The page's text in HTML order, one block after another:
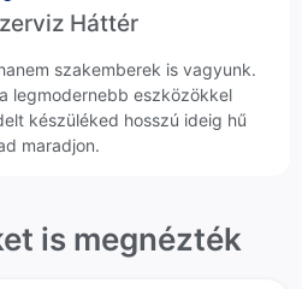
Háttér
szakemberek is vagyunk.
legmodernebb eszközökkel
készüléked hosszú ideig hű
maradjon.
is megnézték